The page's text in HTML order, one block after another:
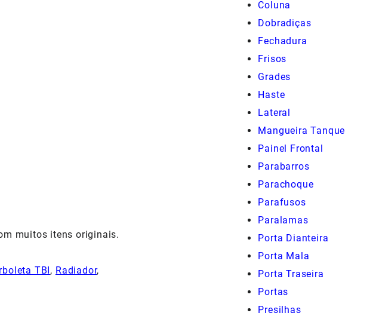
muitos itens originais.
TBI, Radiador,
Coluna
Dobradiças
Fechadura
Frisos
Grades
Haste
Lateral
Mangueira Tanque
Painel Frontal
Parabarros
Parachoque
Parafusos
Paralamas
Porta Dianteira
Porta Mala
Porta Traseira
Portas
Presilhas